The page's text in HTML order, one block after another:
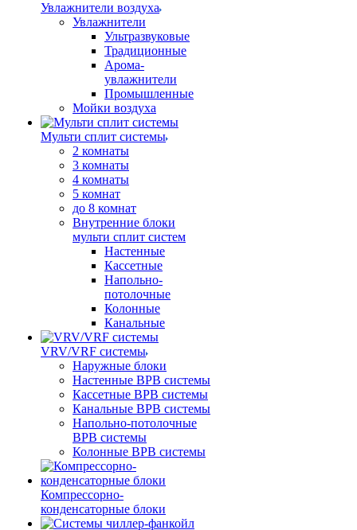
Увлажнители воздуха
Увлажнители
Ультразвуковые
Традиционные
Арома-
увлажнители
Промышленные
Мойки воздуха
Мульти сплит системы
2 комнаты
3 комнаты
4 комнаты
5 комнат
до 8 комнат
Внутренние блоки
мульти сплит систем
Настенные
Кассетные
Напольно-
потолочные
Колонные
Канальные
VRV/VRF системы
Наружные блоки
Настенные ВРВ системы
Кассетные ВРВ системы
Канальные ВРВ системы
Напольно-потолочные
ВРВ системы
Колонные ВРВ системы
Компрессорно-
конденсаторные блоки